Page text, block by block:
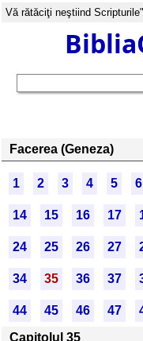
Vă rătăciţi neştiind
Facerea (Geneza)
1 2 3 4 5 6
14 15 16 17
24 25 26 27
34 35 36 37
44 45 46 47
Capitolul 35